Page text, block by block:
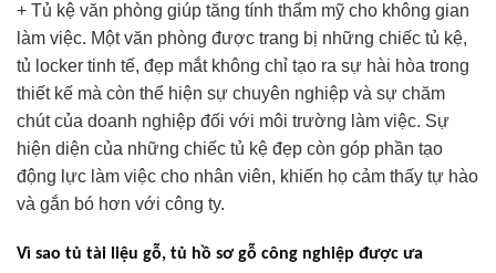
+ Tủ kệ văn phòng giúp tăng tính thẩm mỹ cho không gian
làm việc. Một văn phòng được trang bị những chiếc tủ kệ,
tủ locker tinh tế, đẹp mắt không chỉ tạo ra sự hài hòa trong
thiết kế mà còn thể hiện sự chuyên nghiệp và sự chăm
chút của doanh nghiệp đối với môi trường làm việc. Sự
hiện diện của những chiếc tủ kệ đẹp còn góp phần tạo
động lực làm việc cho nhân viên, khiến họ cảm thấy tự hào
và gắn bó hơn với công ty.
Vì sao tủ tài liệu gỗ, tủ hồ sơ gỗ công nghiệp được ưa